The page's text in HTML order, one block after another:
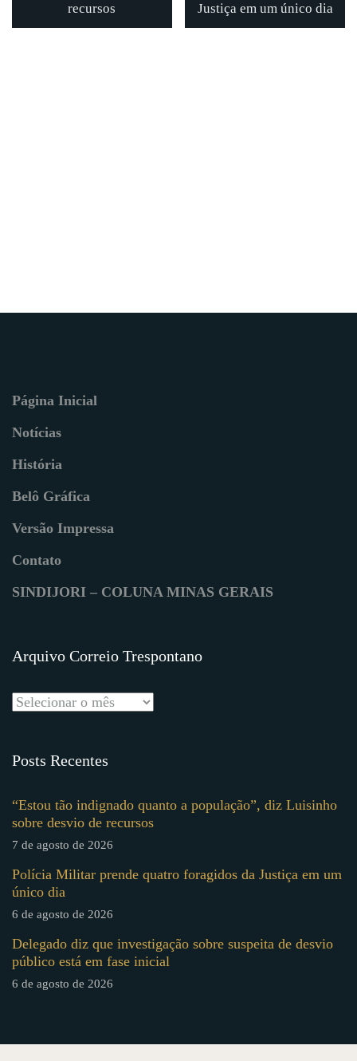
recursos
Justiça em um único dia
Página Inicial
Notícias
História
Belô Gráfica
Versão Impressa
Contato
SINDIJORI – COLUNA MINAS GERAIS
Arquivo Correio Trespontano
Posts Recentes
“Estou tão indignado quanto a população”, diz Luisinho
sobre desvio de recursos
7 de agosto de 2026
Polícia Militar prende quatro foragidos da Justiça em um
único dia
6 de agosto de 2026
Delegado diz que investigação sobre suspeita de desvio
público está em fase inicial
6 de agosto de 2026